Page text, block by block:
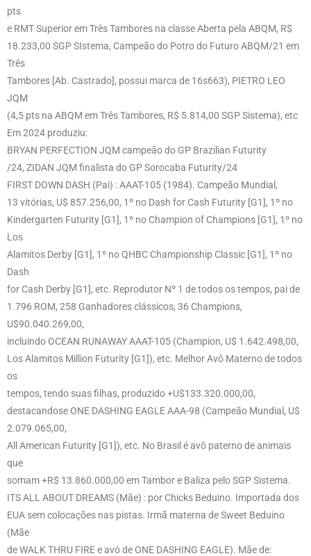
pts
e RMT Superior em Três Tambores na classe Aberta pela ABQM, R$
18.233,00 SGP SIstema, Campeão do Potro do Futuro ABQM/21 em
Três
Tambores [Ab. Castrado], possui marca de 16s663), PIETRO LEO
JQM
(4,5 pts na ABQM em Três Tambores, R$ 5.814,00 SGP Sistema), etc
Em 2024 produziu:
BRYAN PERFECTION JQM campeão do GP Brazilian Futurity
/24, ZIDAN JQM finalista do GP Sorocaba Futurity/24
FIRST DOWN DASH (Pai) : AAAT-105 (1984). Campeão Mundial,
13 vitórias, U$ 857.256,00, 1º no Dash for Cash Futurity [G1], 1º no
Kindergarten Futurity [G1], 1º no Champion of Champions [G1], 1º no
Los
Alamitos Derby [G1], 1º no QHBC Championship Classic [G1], 1º no
Dash
for Cash Derby [G1], etc. Reprodutor Nº 1 de todos os tempos, pai de
1.796 ROM, 258 Ganhadores clássicos, 36 Champions,
U$90.040.269,00,
incluindo OCEAN RUNAWAY AAAT-105 (Champion, U$ 1.642.498,00,
Los Alamitos Million Futurity [G1]), etc. Melhor Avô Materno de todos
os
tempos, tendo suas filhas, produzido +U$133.320.000,00,
destacandose ONE DASHING EAGLE AAA-98 (Campeão Mundial, U$
2.079.065,00,
All American Futurity [G1]), etc. No Brasil é avô paterno de animais
que
somam +R$ 13.860.000,00 em Tambor e Baliza pelo SGP Sistema.
ITS ALL ABOUT DREAMS (Mãe) : por Chicks Beduino. Importada dos
EUA sem colocações nas pistas. Irmã materna de Sweet Beduino
(Mãe
de WALK THRU FIRE e avó de ONE DASHING EAGLE). Mãe de: